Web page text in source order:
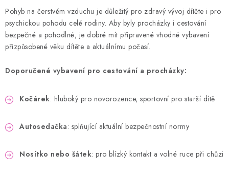
Pohyb na čerstvém vzduchu je důležitý pro zdravý vývoj dítěte i pro
psychickou pohodu celé rodiny. Aby byly procházky i cestování
bezpečné a pohodlné, je dobré mít připravené vhodné vybavení
přizpůsobené věku dítěte a aktuálnímu počasí.
Doporučené vybavení pro cestování a procházky:
Kočárek: hluboký pro novorozence, sportovní pro starší dítě
Autosedačka: splňující aktuální bezpečnostní normy
Nosítko nebo šátek: pro blízký kontakt a volné ruce při chůzi